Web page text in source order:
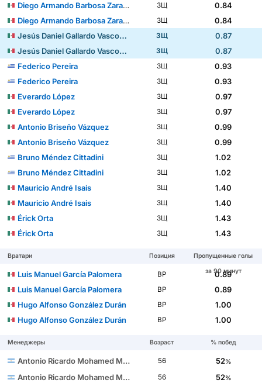
Diego Armando Barbosa Zaragoza
ЗЩ
0.84
Diego Armando Barbosa Zaragoza
ЗЩ
0.84
Jesús Daniel Gallardo Vasconcelos
ЗЩ
0.87
Jesús Daniel Gallardo Vasconcelos
ЗЩ
0.87
Federico Pereira
ЗЩ
0.93
Federico Pereira
ЗЩ
0.93
Everardo López
ЗЩ
0.97
Everardo López
ЗЩ
0.97
Antonio Briseño Vázquez
ЗЩ
0.99
Antonio Briseño Vázquez
ЗЩ
0.99
Bruno Méndez Cittadini
ЗЩ
1.02
Bruno Méndez Cittadini
ЗЩ
1.02
Mauricio André Isais
ЗЩ
1.40
Mauricio André Isais
ЗЩ
1.40
Érick Orta
ЗЩ
1.43
Érick Orta
ЗЩ 1.43
Вратари Позиция
Пропущенные голы
за 90 минут
Luis Manuel García Palomera ВР
0.89
Luis Manuel García Palomera
ВР
0.89
Hugo Alfonso González Durán
ВР
1.00
Hugo Alfonso González Durán
ВР 1.00
Менеджеры Возраст % побед
Antonio Ricardo Mohamed Matijevich 56 52%
Antonio Ricardo Mohamed Matijevich 56 52%